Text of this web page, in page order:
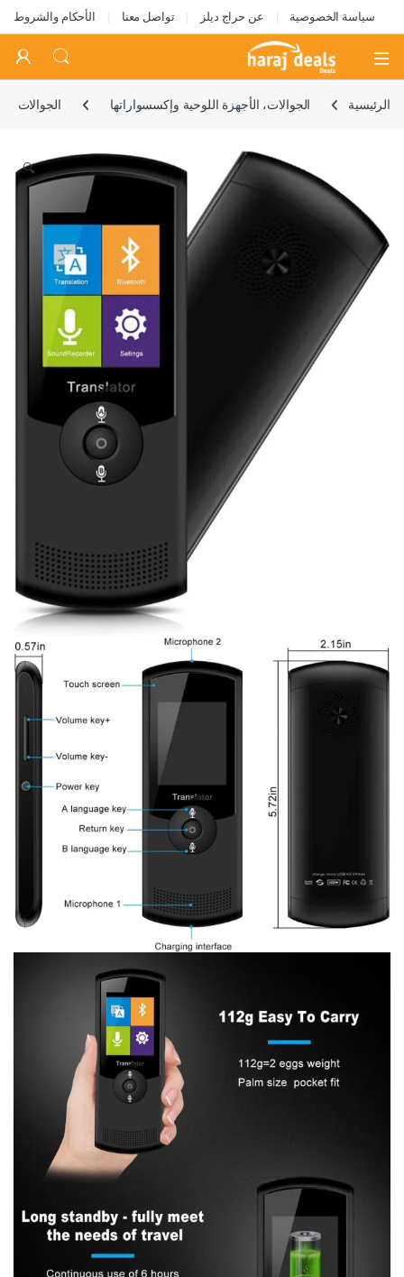
سياسة الخصوصية عن حراج ديلز تواصل معنا الأحكام والشروط
Open
الرئيسية الجوالات، الأجهزة اللوحية وإكسسواراتها الجوالات
🔍